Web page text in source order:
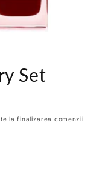
Set
la finalizarea comenzii.